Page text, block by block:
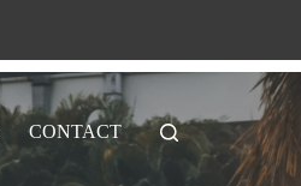
CONTACT